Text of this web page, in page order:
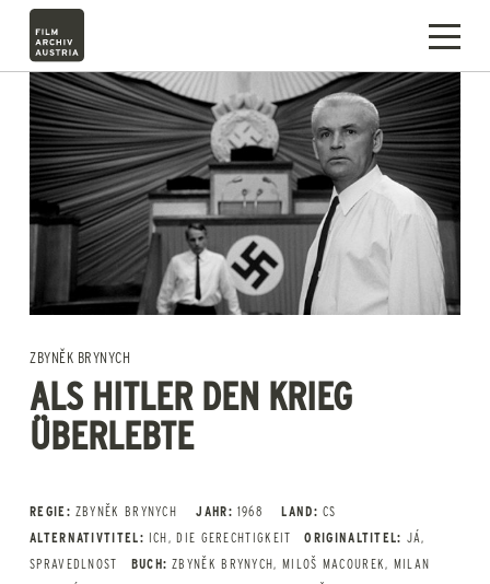
ZBYNĚK BRYNYCH
ALS HITLER DEN KRIEG
ÜBERLEBTE
REGIE: ZBYNĚK BRYNYCH JAHR: 1968 LAND: CS
ALTERNATIVTITEL: ICH, DIE GERECHTIGKEIT ORIGINALTITEL: JÁ,
SPRAVEDLNOST
BUCH: ZBYNĚK BRYNYCH, MILOŠ MACOUREK, MILAN